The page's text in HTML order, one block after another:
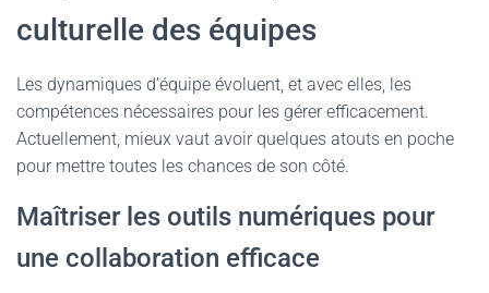
culturelle des équipes
Les dynamiques d’équipe évoluent, et avec elles, les
compétences nécessaires pour les gérer efficacement.
Actuellement, mieux vaut avoir quelques atouts en poche
pour mettre toutes les chances de son côté.
Maîtriser les outils numériques pour
une collaboration efficace